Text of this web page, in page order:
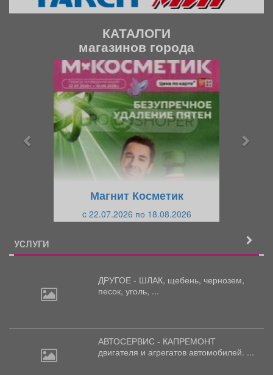
КАТАЛОГИ
магазинов города
Магнит Косметик
c 22.07.2026 по 18.08.2026
УСЛУГИ
ДРУГОЕ - ШЛАК, щебень, чернозем,
песок, уголь, ...
АВТОСЕРВИС - КАПРЕМОНТ
двигателя и агрегатов автомобилей. ...